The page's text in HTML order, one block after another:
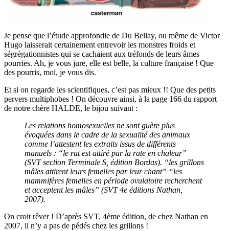
Je pense que l’étude approfondie de Du Bellay, ou même de Victor
Hugo laisserait certainement entrevoir les monstres froids et
ségrégationnistes qui se cachaient aux tréfonds de leurs âmes
pourries. Ah, je vous jure, elle est belle, la culture française ! Que
des pourris, moi, je vous dis.
Et si on regarde les scientifiques, c’est pas mieux !! Que des petits
pervers multiphobes ! On découvre ainsi, à la page 166 du rapport
de notre chère HALDE, le bijou suivant :
Les relations homosexuelles ne sont guère plus
évoquées dans le cadre de la sexualité des animaux
comme l’attestent les extraits issus de différents
manuels : “le rat est attiré par la rate en chaleur”
(SVT section Terminale S, édition Bordas). “les grillons
mâles attirent leurs femelles par leur chant” “les
mammifères femelles en période ovulatoire recherchent
et acceptent les mâles” (SVT 4e éditions Nathan,
2007).
On croit rêver ! D’après SVT, 4ème édition, de chez Nathan en
2007, il n’y a pas de pédés chez les grillons !